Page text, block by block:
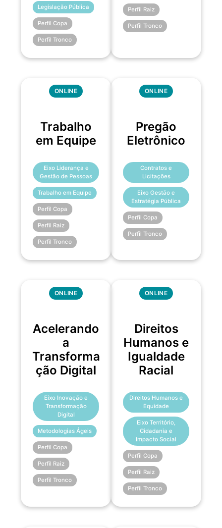
Legislação Pública
Perfil Copa
Perfil Tronco
Perfil Raiz
Perfil Tronco
ONLINE
Trabalho
em Equipe
Eixo Liderança e
Gestão de Pessoas
Trabalho em Equipe
Perfil Copa
Perfil Raiz
Perfil Tronco
ONLINE
Pregão
Eletrônico
Contratos e
Licitações
Eixo Gestão e
Estratégia Pública
Perfil Copa
Perfil Tronco
ONLINE
Acelerando
a
Transforma
ção Digital
Eixo Inovação e
Transformação
Digital
Metodologias Ágeis
Perfil Copa
Perfil Raiz
Perfil Tronco
ONLINE
Direitos
Humanos e
Igualdade
Racial
Direitos Humanos e
Equidade
Eixo Território,
Cidadania e
Impacto Social
Perfil Copa
Perfil Raiz
Perfil Tronco